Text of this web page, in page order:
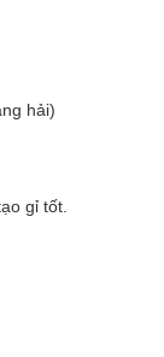
hải)
gỉ tốt.